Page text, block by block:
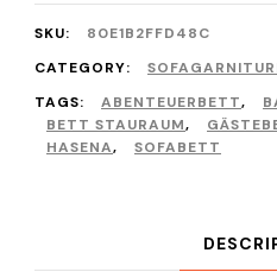
SKU:
80E1B2FFD48C
CATEGORY:
TAGS:
ABENTEUERBETT,
BETT STAURAUM,
HASENA, SOFABETT